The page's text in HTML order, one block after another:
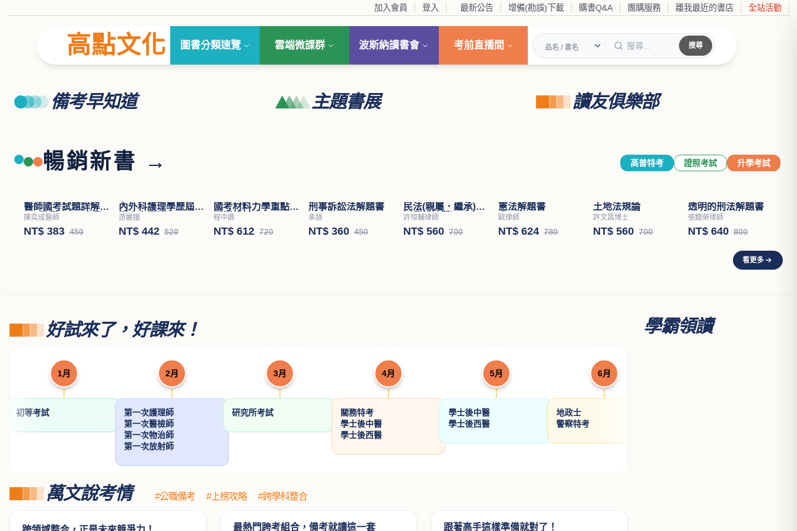
加入會員 登入 最新公告 增備(勘誤)下載 購書Q&A 團購服務 離我最近的書店 全站活動
高點文化 圖書分類速覽 雲端微課群 波斯納讀書會 考前直播間 搜尋
備考早知道 主題書展 讀友俱樂部
暢銷新書 → 高普特考 證照考試 升學考試
醫師國考試題詳解
(Ⅱ)醫學(四)－小兒
科
陳奕成醫師
NT$ 383 450
內外科護理學歷屆試
題分章題解
游麗娥
NT$ 442 520
國考材料力學重點暨
題型解析
程中鼎
NT$ 612 720
刑事訴訟法解題書
承錄
NT$ 360 450
民法(親屬．繼承)
（學說論著）
許恒輔律師
NT$ 560 700
憲法解題書
歐律師
NT$ 624 780
土地法規論
許文昌博士
NT$ 560 700
透明的刑法解題書
張鏡榮律師
NT$ 640 800
看更多
好試來了，好課來！
1月 2月 3月 4月 5月 6月
初等考試
第一次護理師
第一次醫檢師
第一次物治師
第一次放射師
研究所考試
關務特考
學士後中醫
學士後西醫
學士後中醫
學士後西醫
地政士
警察特考
萬文說考情 #公職備考 #上榜攻略 #跨學科整合
最熱門跨考組合，備考就讀這一套 跟著高手這樣準備就對了！
學霸領讀